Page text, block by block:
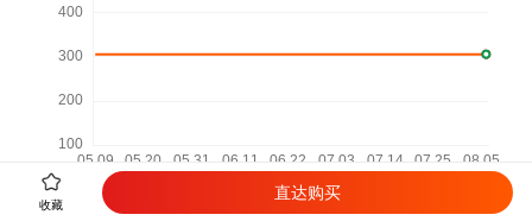
收藏
直达购买